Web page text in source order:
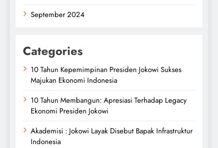
September 2024
Categories
10 Tahun Kepemimpinan Presiden Jokowi Sukses
Majukan Ekonomi Indonesia
10 Tahun Membangun: Apresiasi Terhadap Legacy
Ekonomi Presiden Jokowi
Akademisi : Jokowi Layak Disebut Bapak Infrastruktur
Indonesia